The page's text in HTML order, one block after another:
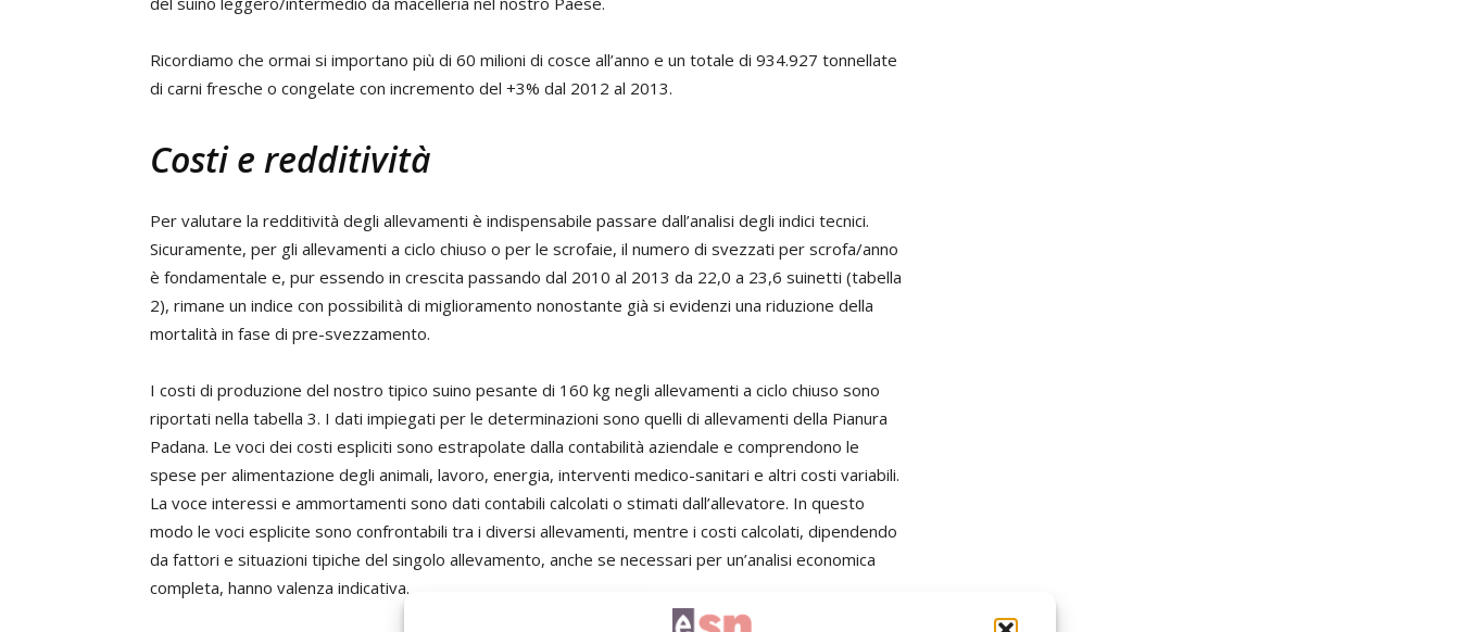
Ricordiamo che ormai si importano più di 60 milioni di cosce all’anno e un totale di 934.927 tonnellate
di carni fresche o congelate con incremento del +3% dal 2012 al 2013.
Costi e redditività
Per valutare la redditività degli allevamenti è indispensabile passare dall’analisi degli indici tecnici.
Sicuramente, per gli allevamenti a ciclo chiuso o per le scrofaie, il numero di svezzati per scrofa/anno
è fondamentale e, pur essendo in crescita passando dal 2010 al 2013 da 22,0 a 23,6 suinetti (tabella
2), rimane un indice con possibilità di miglioramento nonostante già si evidenzi una riduzione della
mortalità in fase di pre-svezzamento.
I costi di produzione del nostro tipico suino pesante di 160 kg negli allevamenti a ciclo chiuso sono
riportati nella tabella 3. I dati impiegati per le determinazioni sono quelli di allevamenti della Pianura
Padana. Le voci dei costi espliciti sono estrapolate dalla contabilità aziendale e comprendono le
spese per alimentazione degli animali, lavoro, energia, interventi medico-sanitari e altri costi variabili.
La voce interessi e ammortamenti sono dati contabili calcolati o stimati dall’allevatore. In questo
modo le voci esplicite sono confrontabili tra i diversi allevamenti, mentre i costi calcolati, dipendendo
da fattori e situazioni tipiche del singolo allevamento, anche se necessari per un’analisi economica
completa, hanno valenza indicativa.